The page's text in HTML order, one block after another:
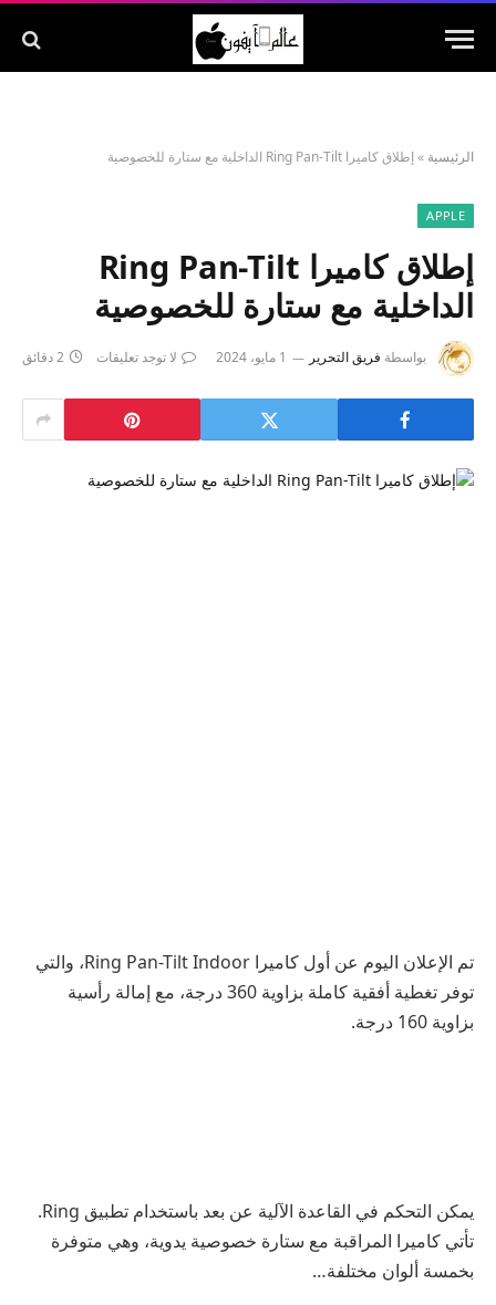
الرئيسية » إطلاق كاميرا Ring Pan-Tilt الداخلية مع ستارة للخصوصية
APPLE
إطلاق كاميرا Ring Pan-Tilt
الداخلية مع ستارة للخصوصية
بواسطة فريق التحرير 1 مايو، 2024 لا توجد تعليقات 2 دقائق
تم الإعلان اليوم عن أول كاميرا Ring Pan-Tilt Indoor، والتي
توفر تغطية أفقية كاملة بزاوية 360 درجة، مع إمالة رأسية
بزاوية 160 درجة.
يمكن التحكم في القاعدة الآلية عن بعد باستخدام تطبيق Ring.
تأتي كاميرا المراقبة مع ستارة خصوصية يدوية، وهي متوفرة
بخمسة ألوان مختلفة…